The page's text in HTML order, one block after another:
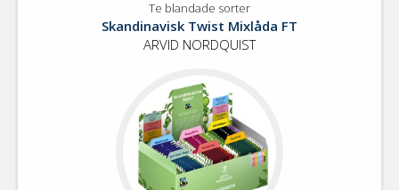
Te blandade sorter
Skandinavisk Twist Mixlåda FT
ARVID NORDQUIST